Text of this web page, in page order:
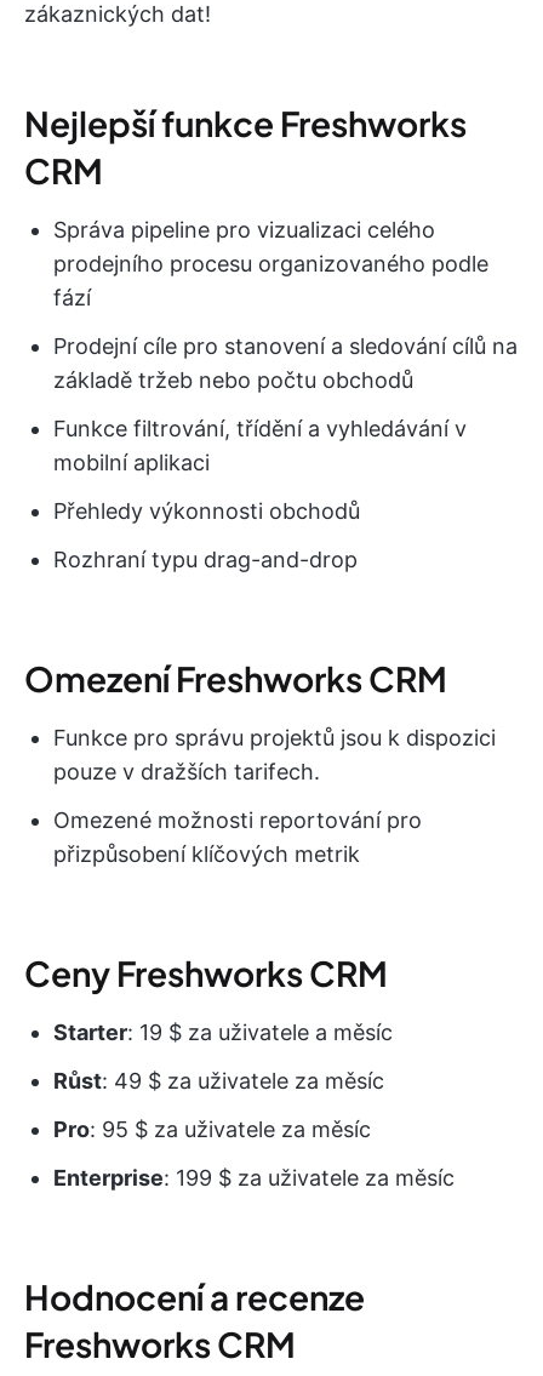
zákaznických dat!
Nejlepší funkce Freshworks
CRM
Správa pipeline pro vizualizaci celého
prodejního procesu organizovaného podle
fází
Prodejní cíle pro stanovení a sledování cílů na
základě tržeb nebo počtu obchodů
Funkce filtrování, třídění a vyhledávání v
mobilní aplikaci
Přehledy výkonnosti obchodů
Rozhraní typu drag-and-drop
Omezení Freshworks CRM
Funkce pro správu projektů jsou k dispozici
pouze v dražších tarifech.
Omezené možnosti reportování pro
přizpůsobení klíčových metrik
Ceny Freshworks CRM
Starter: 19 $ za uživatele a měsíc
Růst: 49 $ za uživatele za měsíc
Pro: 95 $ za uživatele za měsíc
Enterprise: 199 $ za uživatele za měsíc
Hodnocení a recenze
Freshworks CRM